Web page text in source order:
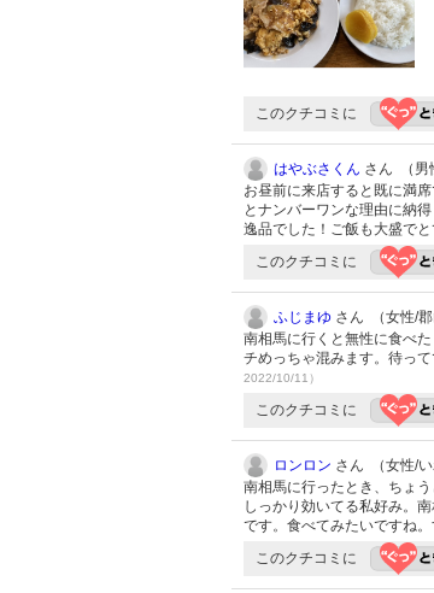
このクチコミに
はやぶさくん さん （男
お昼前に来店すると既に満
とナンバーワンな理由に納
逸品でした！ご飯も大盛で
このクチコミに
ふじまゆ さん （女性/郡
南相馬に行くと無性に食べ
チめっちゃ混みます。待っ
2022/10/11）
このクチコミに
ロンロン さん （女性/い
南相馬に行ったとき、ちょ
しっかり効いてる私好み。
です。食べてみたいですね
このクチコミに